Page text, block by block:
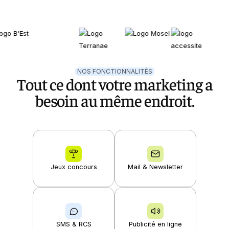
OFFRES
NOUS CONTACTER
ESPACE CLIENT
NOUVEAU
Le coach intelligent Eden
Découvrir Eden
NOS FONCTIONNALITÉS
Tout ce dont votre marketing a
besoin au même endroit.
Jeux concours Mail & Newsletter
SMS & RCS Publicité en ligne